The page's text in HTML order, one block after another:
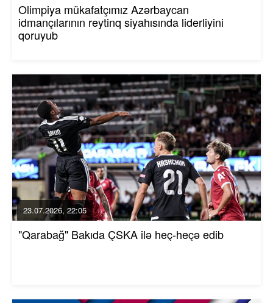
Olimpiya mükafatçımız Azərbaycan
idmançılarının reytinq siyahısında liderliyini
qoruyub
23.07.2026, 22:05
"Qarabağ" Bakıda ÇSKA ilə heç-heçə edib